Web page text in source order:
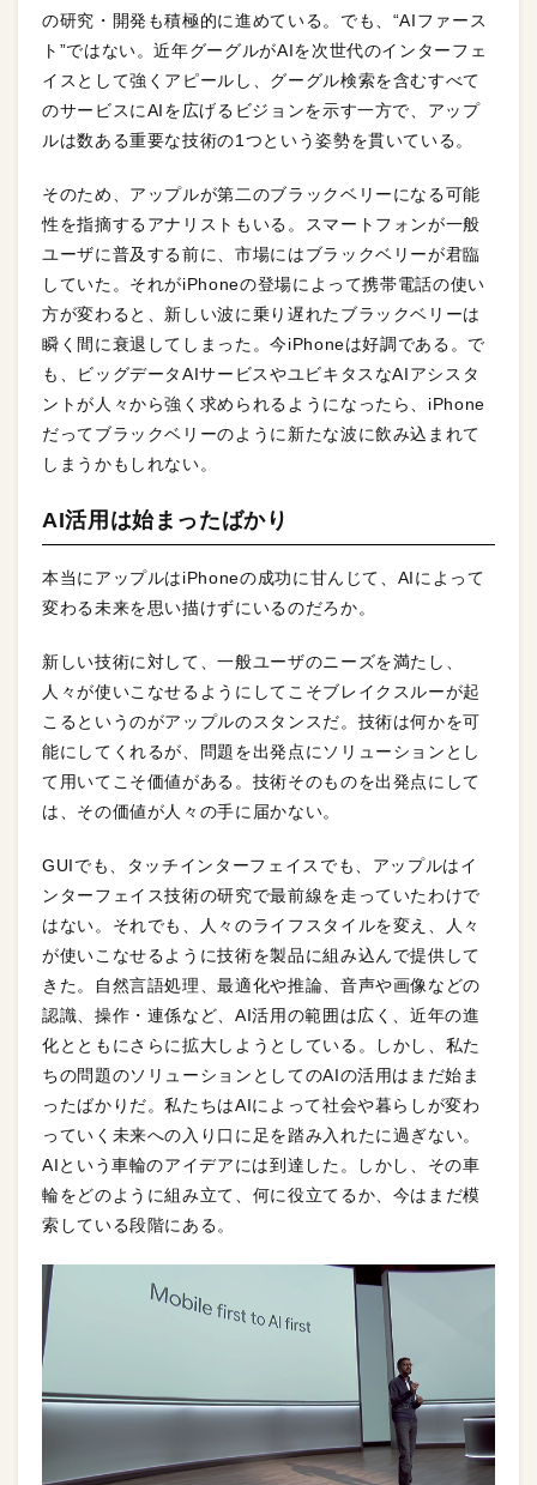
の研究・開発も積極的に進めている。でも、“AIファース
ト”ではない。近年グーグルがAIを次世代のインターフェ
イスとして強くアピールし、グーグル検索を含むすべて
のサービスにAIを広げるビジョンを示す一方で、アップ
ルは数ある重要な技術の1つという姿勢を貫いている。
そのため、アップルが第二のブラックベリーになる可能
性を指摘するアナリストもいる。スマートフォンが一般
ユーザに普及する前に、市場にはブラックベリーが君臨
していた。それがiPhoneの登場によって携帯電話の使い
方が変わると、新しい波に乗り遅れたブラックベリーは
瞬く間に衰退してしまった。今iPhoneは好調である。で
も、ビッグデータAIサービスやユビキタスなAIアシスタ
ントが人々から強く求められるようになったら、iPhone
だってブラックベリーのように新たな波に飲み込まれて
しまうかもしれない。
AI活用は始まったばかり
本当にアップルはiPhoneの成功に甘んじて、AIによって
変わる未来を思い描けずにいるのだろか。
新しい技術に対して、一般ユーザのニーズを満たし、
人々が使いこなせるようにしてこそブレイクスルーが起
こるというのがアップルのスタンスだ。技術は何かを可
能にしてくれるが、問題を出発点にソリューションとし
て用いてこそ価値がある。技術そのものを出発点にして
は、その価値が人々の手に届かない。
GUIでも、タッチインターフェイスでも、アップルはイ
ンターフェイス技術の研究で最前線を走っていたわけで
はない。それでも、人々のライフスタイルを変え、人々
が使いこなせるように技術を製品に組み込んで提供して
きた。自然言語処理、最適化や推論、音声や画像などの
認識、操作・連係など、AI活用の範囲は広く、近年の進
化とともにさらに拡大しようとしている。しかし、私た
ちの問題のソリューションとしてのAIの活用はまだ始ま
ったばかりだ。私たちはAIによって社会や暮らしが変わ
っていく未来への入り口に足を踏み入れたに過ぎない。
AIという車輪のアイデアには到達した。しかし、その車
輪をどのように組み立て、何に役立てるか、今はまだ模
索している段階にある。